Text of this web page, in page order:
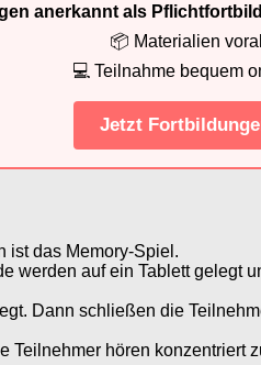
anerkannt als
📦 Materialien
💻 Teilnahme bequem
Jetzt
ist das Memory-Spiel.
werden auf ein Tablett gelegt
Dann schließen die
Teilnehmer hören